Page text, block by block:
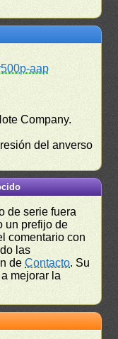
aap
Company.
del anverso
de serie fuera
un prefijo de
comentario con
las
deContacto. Su
mejorar la